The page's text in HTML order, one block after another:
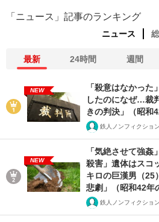
「ニュース」記事のランキング
ニュース
最新 24時間 週間
NEW
「殺意はなかっ
したのになぜ…裁
きの判決」（昭和
鉄人ノンフィクショ
NEW
「気絶させて強
殺害」遺体はスコ
キロの巨漢男（25
悲劇」（昭和42年
鉄人ノンフィクショ